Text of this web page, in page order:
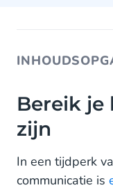
Bereik je klanten
Aan de slag
van
Bereik je
zijn
In een tijdperk
communicatie is